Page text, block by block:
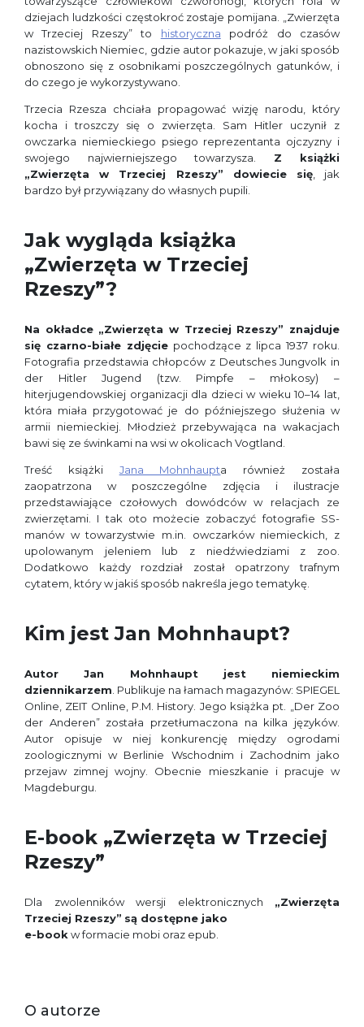
dziejach ludzkości częstokroć zostaje pomijana. „Zwierzęta
w Trzeciej Rzeszy” to historyczna podróż do czasów
nazistowskich Niemiec, gdzie autor pokazuje, w jaki sposób
obnoszono się z osobnikami poszczególnych gatunków, i
do czego je wykorzystywano.
Trzecia Rzesza chciała propagować wizję narodu, który
kocha i troszczy się o zwierzęta. Sam Hitler uczynił z
owczarka niemieckiego psiego reprezentanta ojczyzny i
swojego najwierniejszego towarzysza. Z książki
„Zwierzęta w Trzeciej Rzeszy” dowiecie się, jak
bardzo był przywiązany do własnych pupili.
Jak wygląda książka
„Zwierzęta w Trzeciej
Rzeszy”?
Na okładce „Zwierzęta w Trzeciej Rzeszy” znajduje
się czarno-białe zdjęciepochodzące z lipca 1937 roku.
Fotografia przedstawia chłopców z Deutsches Jungvolk in
der Hitler Jugend (tzw. Pimpfe – młokosy) –
hiterjugendowskiej organizacji dla dzieci w wieku 10–14 lat,
która miała przygotować je do późniejszego służenia w
armii niemieckiej. Młodzież przebywająca na wakacjach
bawi się ze świnkami na wsi w okolicach Vogtland.
Treść książki Jana Mohnhaupta również została
zaopatrzona w poszczególne zdjęcia i ilustracje
przedstawiające czołowych dowódców w relacjach ze
zwierzętami. I tak oto możecie zobaczyć fotografie SS-
manów w towarzystwie m.in. owczarków niemieckich, z
upolowanym jeleniem lub z niedźwiedziami z zoo.
Dodatkowo każdy rozdział został opatrzony trafnym
cytatem, który w jakiś sposób nakreśla jego tematykę.
Kim jest Jan Mohnhaupt?
Autor Jan Mohnhaupt jest niemieckim
dziennikarzem . Publikuje na łamach magazynów: SPIEGEL
Online, ZEIT Online, P.M. History. Jego książka pt. „Der Zoo
der Anderen” została przetłumaczona na kilka języków.
Autor opisuje w niej konkurencję między ogrodami
zoologicznymi w Berlinie Wschodnim i Zachodnim jako
przejaw zimnej wojny. Obecnie mieszkanie i pracuje w
Magdeburgu.
E-book „Zwierzęta w Trzeciej
Rzeszy”
Dla zwolenników wersji elektronicznych „Zwierzęta
Trzeciej Rzeszy” są dostępne jako
e-book w formacie mobi oraz epub.
O autorze